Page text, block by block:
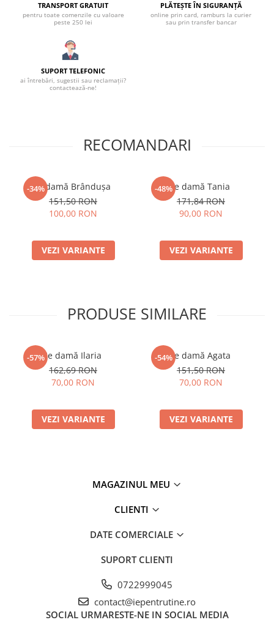
TRANSPORT GRATUIT
pentru toate comenzile cu valoare
peste 250 lei
PLĂTEȘTE ÎN SIGURANȚĂ
online prin card, ramburs la curier
sau prin transfer bancar
SUPORT TELEFONIC
ai întrebări, sugestii sau reclamații?
contactează-ne!
RECOMANDARI
-34%Ie damă Brândușa
151,50 RON
100,00 RON
VEZI VARIANTE
-48%Ie damă Tania
171,84 RON
90,00 RON
VEZI VARIANTE
PRODUSE SIMILARE
-57%Ie damă Ilaria
162,69 RON
70,00 RON
VEZI VARIANTE
-54%Ie damă Agata
151,50 RON
70,00 RON
VEZI VARIANTE
MAGAZINUL MEU
CLIENTI
DATE COMERCIALE
SUPORT CLIENTI
0722999045
contact@iepentrutine.ro
SOCIAL URMARESTE-NE IN SOCIAL MEDIA